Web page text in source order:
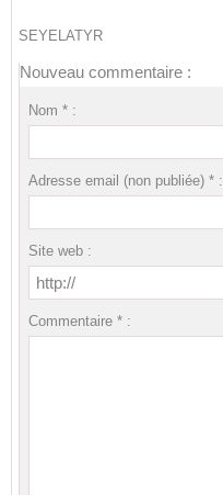
SEYELATYR
Nouveau commentaire :
Nom * :
Adresse email (non publiée) * :
Site web :
Commentaire * :